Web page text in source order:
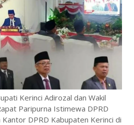
Kerinci Adirozal dan Wakil
Paripurna Istimewa DPRD
DPRD Kabupaten Kerinci di